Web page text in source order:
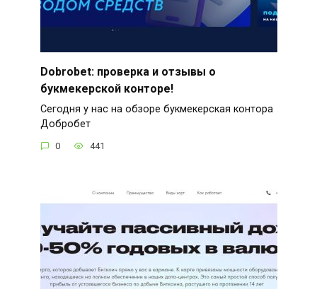
Dobrobet: проверка и отзывы о
букмекерской конторе!
Сегодня у нас на обзоре букмекерская контора
Добробет
0 441